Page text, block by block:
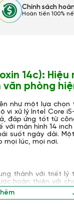
Chính sách
Hoàn tiền 100%
14c):
văn phòng
như một lựa chọn
xử lý Intel Core i5-
đáp ứng tốt từ
màn hình 14 inch
suốt ngày dài.
mọi lúc, mọi nơi.
thành với triết
hoàn thiện với
thoát mà vẫn
linh hoạt tối đa cho